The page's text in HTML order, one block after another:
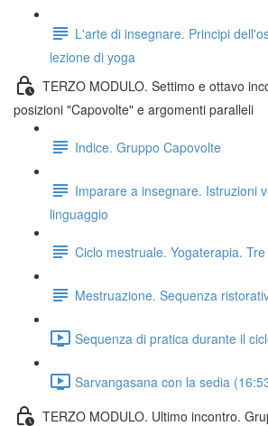
L'arte di insegnare. Principi
lezione di yoga
TERZO MODULO. Settimo e ottavo
posizioni "Capovolte" e argomenti paralleli
Indice. Gruppo Capovolte
Imparare a insegnare. Istruzioni
linguaggio
Ciclo mestruale. Yogaterapia.
Mestruazione. Sequenza
Sequenza di pratica durante il
Sarvangasana con la sedia
TERZO MODULO. Ultimo incontro.